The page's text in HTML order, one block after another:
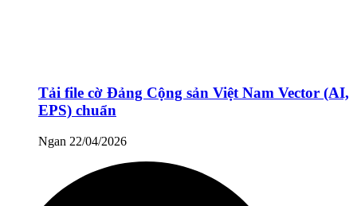
Tải file cờ Đảng Cộng sản Việt Nam Vector (AI,
EPS) chuẩn
Ngan 22/04/2026